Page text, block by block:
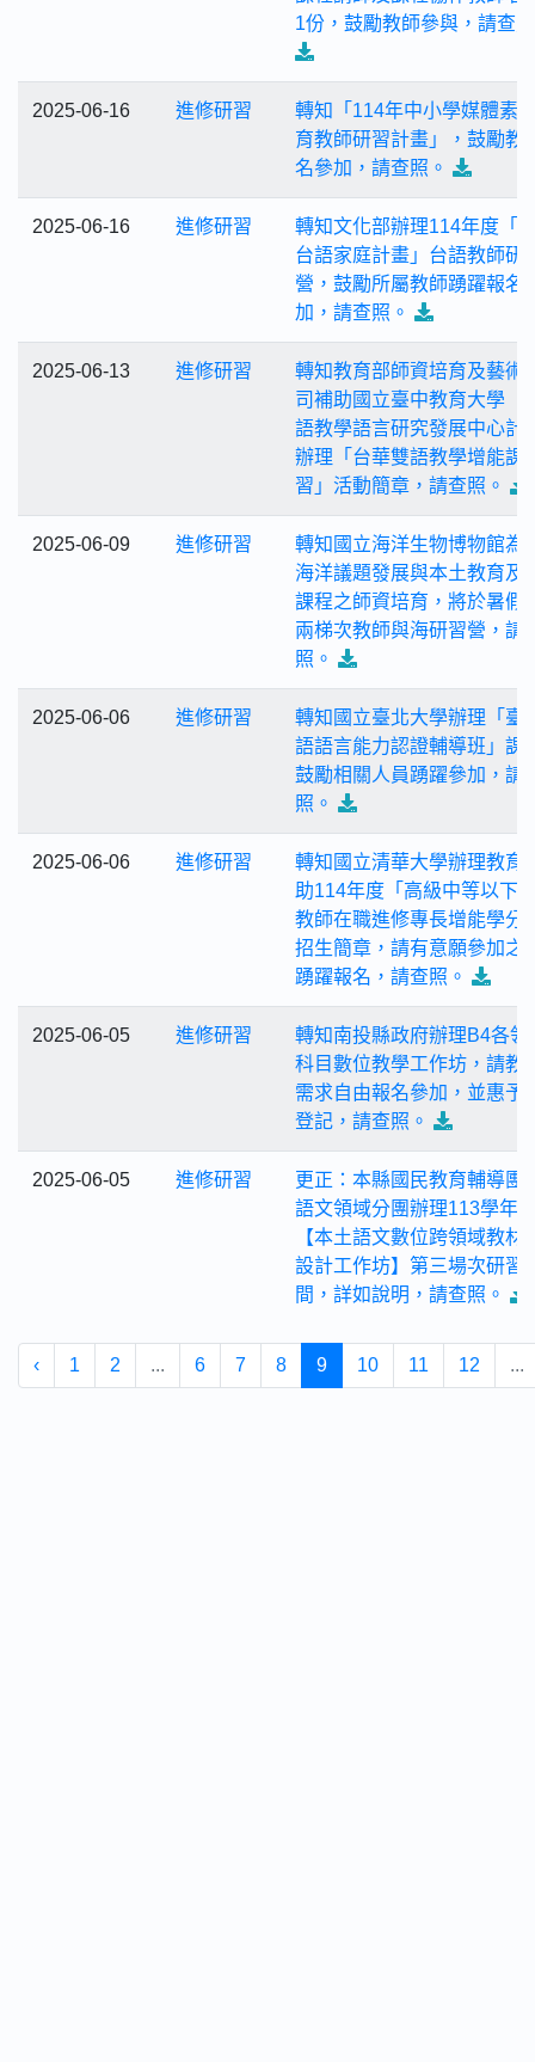
1份，鼓勵教師參與，請查
2025-06-16 進修研習
轉知「114年中小學媒體素
育教師研習計畫」，鼓勵教
名參加，請查照。
2025-06-16 進修研習
轉知文化部辦理114年度「
台語家庭計畫」台語教師研
營，鼓勵所屬教師踴躍報名
加，請查照。
2025-06-13 進修研習
轉知教育部師資培育及藝術
司補助國立臺中教育大學「
語教學語言研究發展中心計
辦理「台華雙語教學增能課
習」活動簡章，請查照。
2025-06-09 進修研習
轉知國立海洋生物博物館為
海洋議題發展與本土教育及
課程之師資培育，將於暑假
兩梯次教師與海研習營，請
照。
2025-06-06 進修研習
轉知國立臺北大學辦理「臺
語語言能力認證輔導班」課
鼓勵相關人員踴躍參加，請
照。
2025-06-06 進修研習
轉知國立清華大學辦理教育
助114年度「高級中等以下
教師在職進修專長增能學分
招生簡章，請有意願參加之
踴躍報名，請查照。
2025-06-05 進修研習
轉知南投縣政府辦理B4各領
科目數位教學工作坊，請教
需求自由報名參加，並惠予
登記，請查照。
2025-06-05 進修研習
更正：本縣國民教育輔導團
語文領域分團辦理113學年
【本土語文數位跨領域教材
設計工作坊】第三場次研習
間，詳如說明，請查照。
‹ 1 2 ... 6 7 8 9 10 11 12 ...